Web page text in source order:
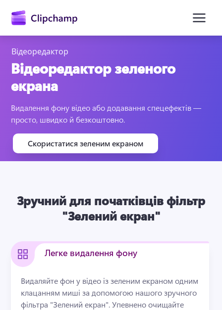
вмісту
Увійти
Відеоредактор
Відеоредактор зеленого
екрана
Видалення фону відео або додавання спецефектів —
просто, швидко й безкоштовно.
Скористатися зеленим екраном
Зручний для початківців фільтр
"Зелений екран"
Легке видалення фону
Видаляйте фон у відео із зеленим екраном одним
клацанням миші за допомогою нашого зручного
фільтра "Зелений екран". Упевнено очищайте